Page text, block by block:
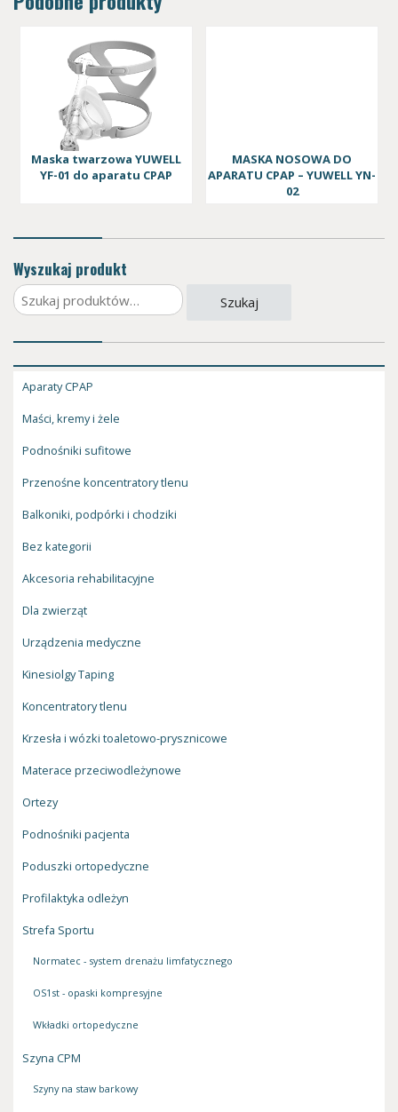
Maska twarzowa YUWELL
YF-01 do aparatu CPAP
MASKA NOSOWA DO
APARATU CPAP – YUWELL YN-
02
Wyszukaj produkt
Szukaj: Szukaj
Aparaty CPAP
Maści, kremy i żele
Podnośniki sufitowe
Przenośne koncentratory tlenu
Balkoniki, podpórki i chodziki
Bez kategorii
Akcesoria rehabilitacyjne
Dla zwierząt
Urządzenia medyczne
Kinesiolgy Taping
Koncentratory tlenu
Krzesła i wózki toaletowo-prysznicowe
Materace przeciwodleżynowe
Ortezy
Podnośniki pacjenta
Poduszki ortopedyczne
Profilaktyka odleżyn
Strefa Sportu
Normatec - system drenażu limfatycznego
OS1st - opaski kompresyjne
Wkładki ortopedyczne
Szyna CPM
Szyny na staw barkowy